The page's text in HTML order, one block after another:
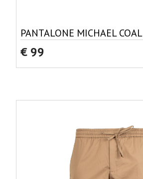
PANTALONE MICHAEL COAL
€ 99